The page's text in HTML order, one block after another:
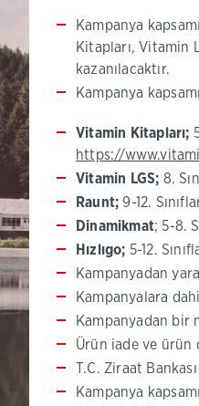
Kampanya
Kitapları, Vitamin
kazanılacaktır.
Kampanya
Vitamin Kitapları;
https://
Vitamin LGS; 8.
Raunt; 9-12.
Dinamikmat; 5-8.
Hızlıgo; 5-12.
Kampanyadan
Kampanyalara
Kampanyadan bir
Ürün iade ve ürün
T.C. Ziraat
Kampanya